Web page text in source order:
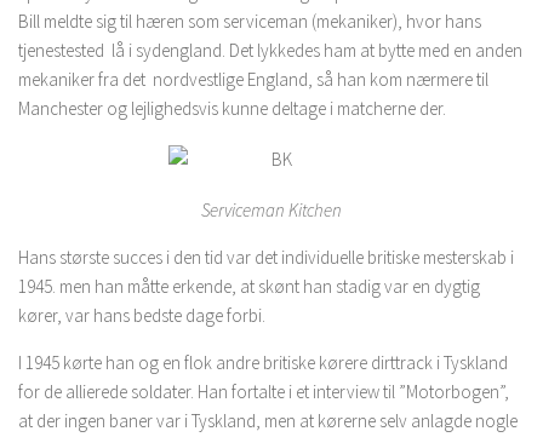
Bill meldte sig til hæren som serviceman (mekaniker), hvor hans
tjenestested lå i sydengland. Det lykkedes ham at bytte med en anden
mekaniker fra det nordvestlige England, så han kom nærmere til
Manchester og lejlighedsvis kunne deltage i matcherne der.
Serviceman Kitchen
Hans største succes i den tid var det individuelle britiske mesterskab i
1945. men han måtte erkende, at skønt han stadig var en dygtig
kører, var hans bedste dage forbi.
I 1945 kørte han og en flok andre britiske kørere dirttrack i Tyskland
for de allierede soldater. Han fortalte i et interview til ”Motorbogen”,
at der ingen baner var i Tyskland, men at kørerne selv anlagde nogle